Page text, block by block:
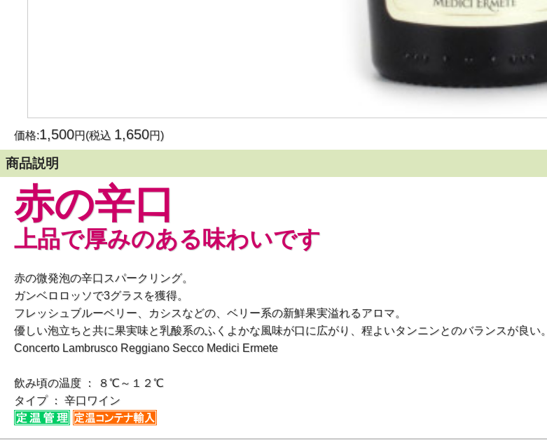
価格:1,500円(税込 1,650円)
商品説明
赤の辛口
上品で厚みのある味わいです
赤の微発泡の辛口スパークリング。
ガンベロロッソで3グラスを獲得。
フレッシュブルーベリー、カシスなどの、ベリー系の新鮮果実溢れるアロマ。
優しい泡立ちと共に果実味と乳酸系のふくよかな風味が口に広がり、程よいタンニンとのバランスが良い。
Concerto Lambrusco Reggiano Secco Medici Ermete
飲み頃の温度 ： ８℃～１２℃
タイプ ： 辛口ワイン